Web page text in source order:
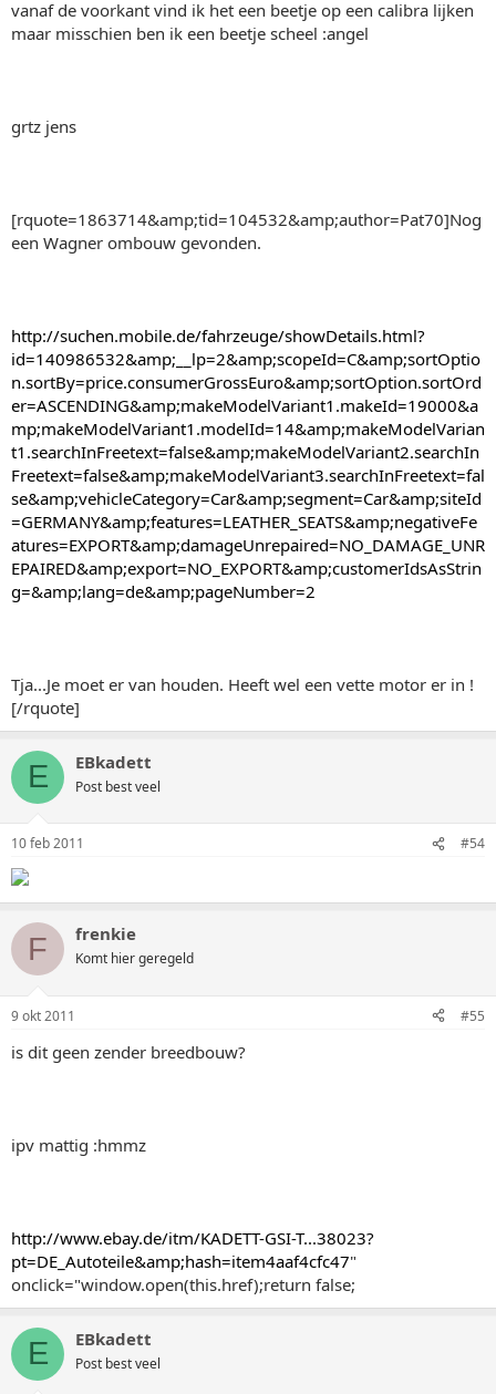
vanaf de voorkant vind ik het een beetje op een calibra lijken
maar misschien ben ik een beetje scheel :angel
grtz jens
[rquote=1863714&amp;tid=104532&amp;author=Pat70]Nog
een Wagner ombouw gevonden.
http://suchen.mobile.de/fahrzeuge/showDetails.html?
id=140986532&amp;__lp=2&amp;scopeId=C&amp;sortOptio
n.sortBy=price.consumerGrossEuro&amp;sortOption.sortOrd
er=ASCENDING&amp;makeModelVariant1.makeId=19000&a
mp;makeModelVariant1.modelId=14&amp;makeModelVarian
t1.searchInFreetext=false&amp;makeModelVariant2.searchIn
Freetext=false&amp;makeModelVariant3.searchInFreetext=fal
se&amp;vehicleCategory=Car&amp;segment=Car&amp;siteId
=GERMANY&amp;features=LEATHER_SEATS&amp;negativeFe
atures=EXPORT&amp;damageUnrepaired=NO_DAMAGE_UNR
EPAIRED&amp;export=NO_EXPORT&amp;customerIdsAsStrin
g=&amp;lang=de&amp;pageNumber=2
Tja...Je moet er van houden. Heeft wel een vette motor er in !
[/rquote]
E EBkadett
Post best veel
10 feb 2011 #54
F frenkie
Komt hier geregeld
9 okt 2011 #55
is dit geen zender breedbouw?
ipv mattig :hmmz
http://www.ebay.de/itm/KADETT-GSI-T...38023?
pt=DE_Autoteile&amp;hash=item4aaf4cfc47"
onclick="window.open(this.href);return false;
E EBkadett
Post best veel